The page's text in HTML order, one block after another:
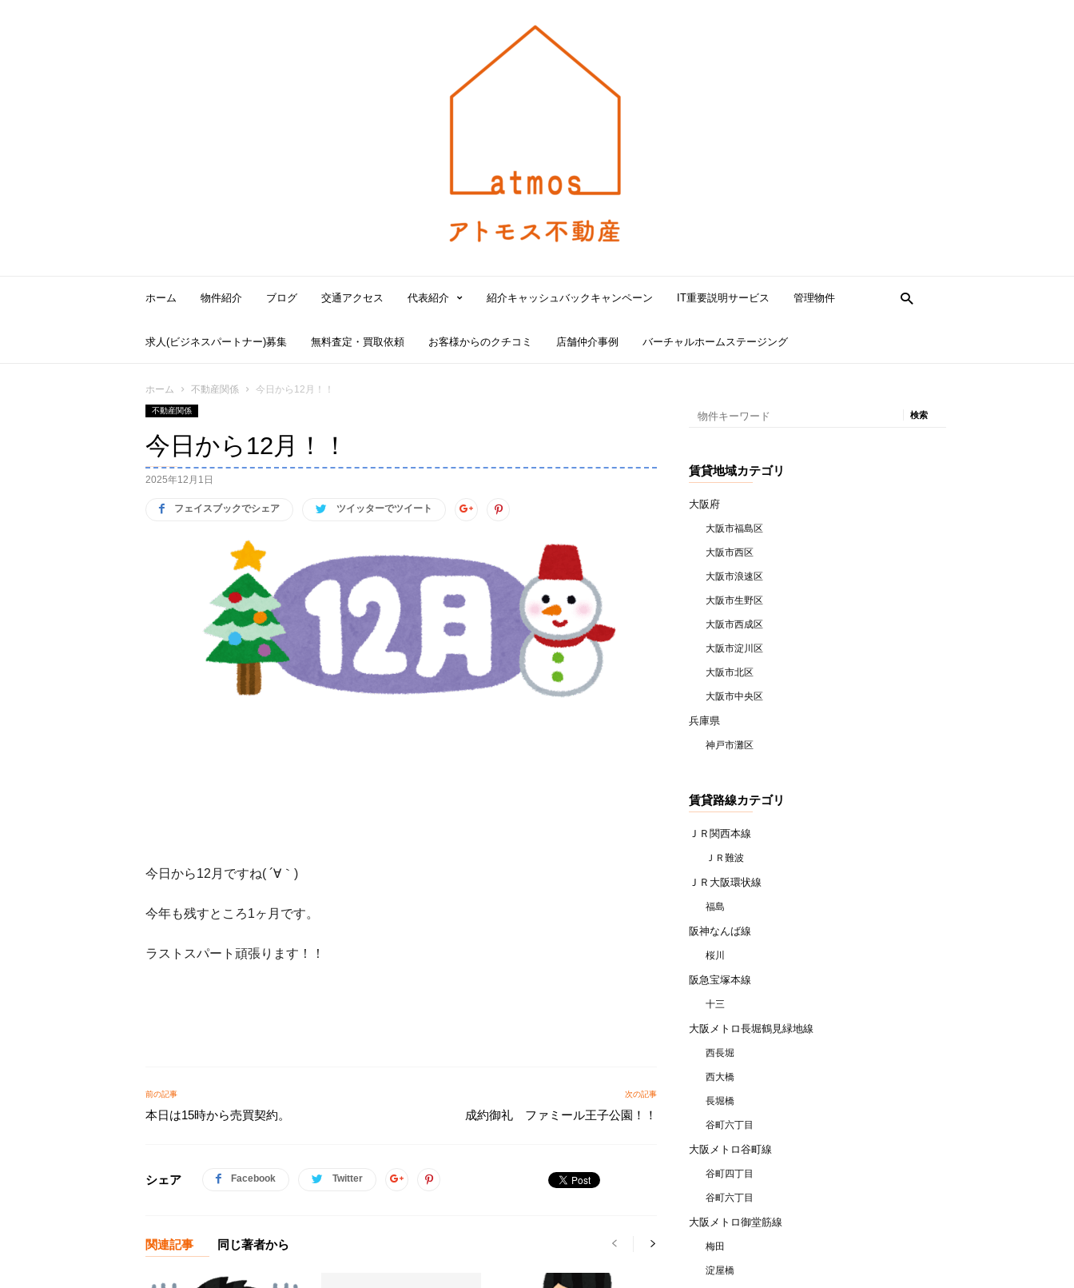
買
の
ホーム 物件紹介 ブログ 交通アクセス 代表紹介 紹介キャッシュバックキャンペーン IT重要説明サービス 管理物件
求人(ビジネスパートナー)募集 無料査定・買取依頼 お客様からのクチコミ 店舗仲介事例 バーチャルホームステージング
ホーム 不動産関係 今日から12月！！
不動産関係
今日から12月！！
2025年12月1日
フェイスブックでシェア ツイッターでツイート
今日から12月ですね( ´∀｀)
今年も残すところ1ヶ月です。
ラストスパート頑張ります！！
前の記事
本日は15時から売買契約。
次の記事
成約御礼 ファミール王子公園！！
シェア Facebook Twitter
関連記事 同じ著者から
検
賃貸地域カテゴリ
大阪府
大阪市福島区
大阪市西区
大阪市浪速区
大阪市生野区
大阪市西成区
大阪市淀川区
大阪市北区
大阪市中央区
兵庫県
神戸市灘区
賃貸路線カテゴリ
ＪＲ関西本線
ＪＲ難波
ＪＲ大阪環状線
福島
阪神なんば線
桜川
阪急宝塚本線
十三
大阪メトロ長堀鶴見緑地線
西長堀
西大橋
長堀橋
谷町六丁目
大阪メトロ谷町線
谷町四丁目
谷町六丁目
大阪メトロ御堂筋線
梅田
淀屋橋